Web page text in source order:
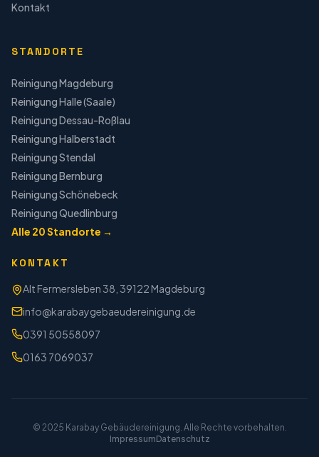
Kontakt
STANDORTE
ReinigungMagdeburg
ReinigungHalle (Saale)
ReinigungDessau-Roßlau
ReinigungHalberstadt
ReinigungStendal
ReinigungBernburg
ReinigungSchönebeck
ReinigungQuedlinburg
Alle 20Standorte →
KONTAKT
Alt Fermersleben 38, 39122 Magdeburg
info@karabaygebaeudereinigung.de
0391 50558097
0163 7069037
© 2025 Karabay Gebäudereinigung. Alle Rechte vorbehalten.
ImpressumDatenschutz